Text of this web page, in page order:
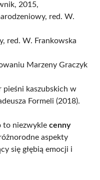
2015,
red. W.
red. W. Frankowska
Marzeny Graczyk
pieśni kaszubskich w
Formeli (2018).
to niezwykle cenny
aspekty
się głębią emocji i